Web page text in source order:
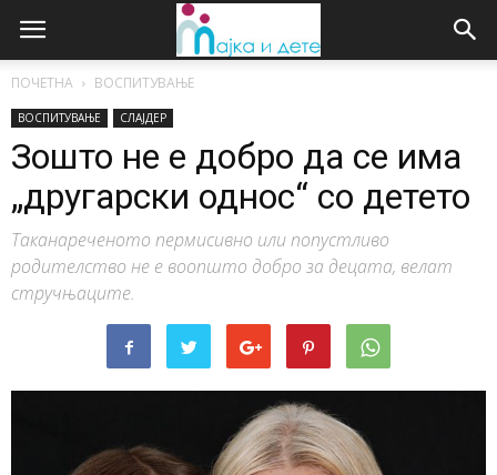
ПОЧЕТНА ВОСПИТУВАЊЕ
ВОСПИТУВАЊЕ СЛАЈДЕР
Зошто не е добро да се има
„другарски однос“ со детето
Таканареченото пермисивно или попустливо
родителство не е воопшто добро за децата, велат
стручњаците.